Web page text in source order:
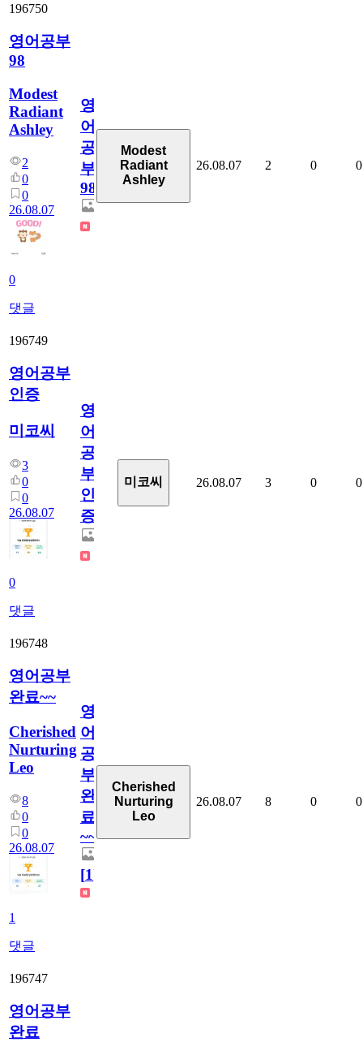
196750
영어공부
98
Modest
Radiant
Ashley
2
0
0
26.08.07
0
댓글
영
어
공
부
98
Modest
Radiant
Ashley
26.08.07 2 0 0
196749
영어공부
인증
미코씨
3
0
0
26.08.07
0
댓글
영
어
공
부
인
증
미코씨 26.08.07 3 0 0
196748
영어공부
완료~~
Cherished
Nurturing
Leo
8
0
0
26.08.07
1
댓글
영
어
공
부
완
료
~~
[1]
Cherished
Nurturing
Leo
26.08.07 8 0 0
196747
영어공부
완료